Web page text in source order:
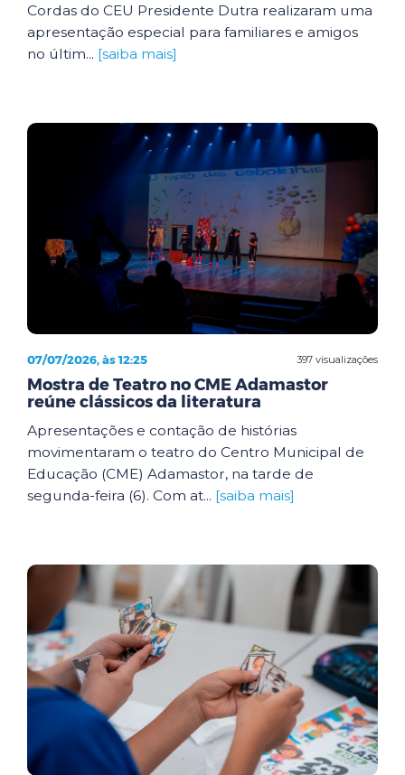
Cordas do CEU Presidente Dutra realizaram uma
apresentação especial para familiares e amigos
no últim... [saiba mais]
397 visualizações
07/07/2026, às 12:25
Mostra de Teatro no CME Adamastor
reúne clássicos da literatura
Apresentações e contação de histórias
movimentaram o teatro do Centro Municipal de
Educação (CME) Adamastor, na tarde de
segunda-feira (6). Com at... [saiba mais]